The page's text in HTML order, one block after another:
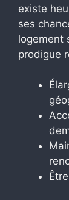
existe
ses
logement
prodigue